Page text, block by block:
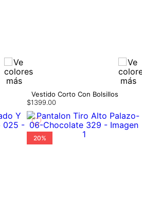
Vestido Corto Con Bolsillos
$1399.00
20%